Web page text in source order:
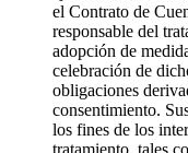
el Contrato de
responsable del
adopción de
celebración de
obligaciones
consentimiento.
los fines de los
tratamiento, tales